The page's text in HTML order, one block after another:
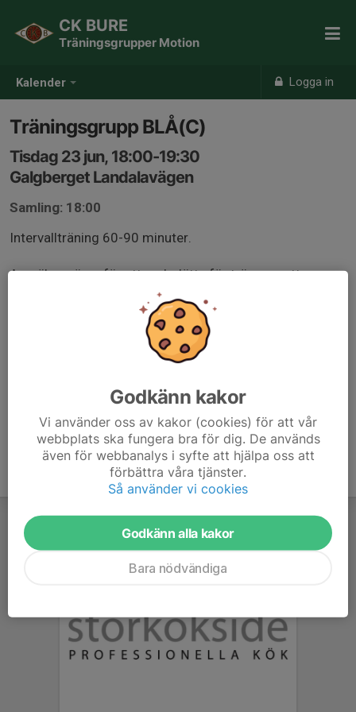
Kalender Logga in
CK BURE
Träningsgrupper Motion
Träningsgrupp BLÅ(C)
Tisdag 23 jun, 18:00-19:30
Galgberget Landalavägen
Samling: 18:00
Intervallträning 60-90 minuter.
Anmäl er gärna för att underlätta för tränarna att
planera passet, gruppindelning kan komma att ske
beroende på antal och nivå på deltagare.
Medlemmar från andra klubbar är välkomna, kom helst i
era respektive klubbkläder.
Godkänn kakor
Vi använder oss av kakor (cookies) för att vår
webbplats ska fungera bra för dig. De används
även för webbanalys i syfte att hjälpa oss att
förbättra våra tjänster.
Så använder vi cookies
Godkänn alla kakor
Bara nödvändiga